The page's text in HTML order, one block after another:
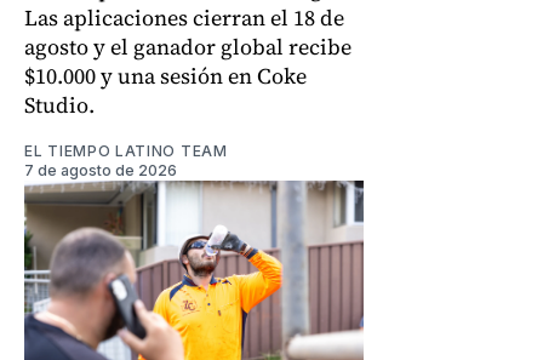
Las aplicaciones cierran el 18 de
agosto y el ganador global recibe
$10.000 y una sesión en Coke
Studio.
EL TIEMPO LATINO TEAM
7 de agosto de 2026